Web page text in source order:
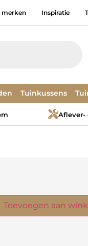
merken Inspiratie
Tuinkussens
Aflever-
Toevoegen aan